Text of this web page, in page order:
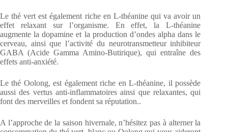
Le thé vert est également riche en L-théanine qui va avoir un
effet relaxant sur l’organisme. En effet, la L-théanine
augmente la dopamine et la production d’ondes alpha dans le
cerveau, ainsi que l’activité du neurotransmetteur inhibiteur
GABA (Acide Gamma Amino-Butirique), qui entraîne des
effets anti-anxiété.
Le thé Oolong, est également riche en L-théanine, il possède
aussi des vertus anti-inflammatoires ainsi que relaxantes, qui
font des merveilles et fondent sa réputation..
A l’approche de la saison hivernale, n’hésitez pas à alterner la